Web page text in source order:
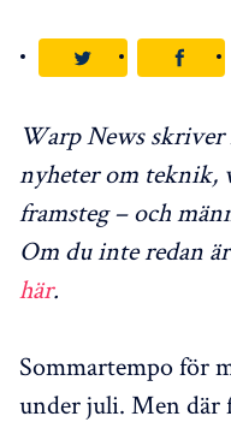
Warp News skriver
nyheter om teknik,
framsteg – och
Om du inte redan
här.
Sommartempo för
under juli. Men där